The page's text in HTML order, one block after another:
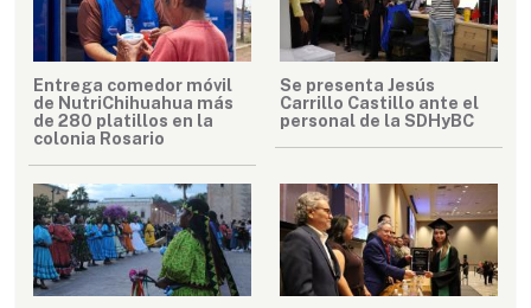
Entrega comedor móvil
de NutriChihuahua más
de 280 platillos en la
colonia Rosario
Se presenta Jesús
Carrillo Castillo ante el
personal de la SDHyBC